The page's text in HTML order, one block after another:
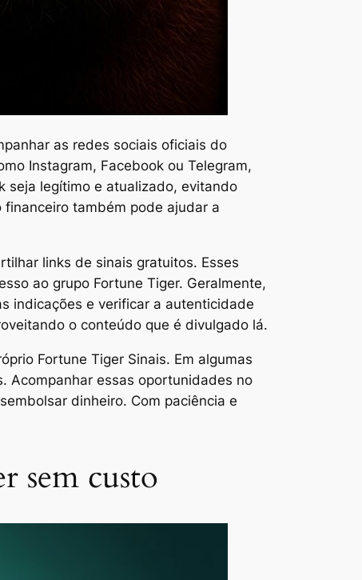
as redes sociais oficiais do
Instagram, Facebook ou Telegram,
seja legítimo e atualizado, evitando
também pode ajudar a
links de sinais gratuitos. Esses
ao grupo Fortune Tiger. Geralmente,
indicações e verificar a autenticidade
o conteúdo que é divulgado lá.
Fortune Tiger Sinais. Em algumas
Acompanhar essas oportunidades no
dinheiro. Com paciência e
sem custo